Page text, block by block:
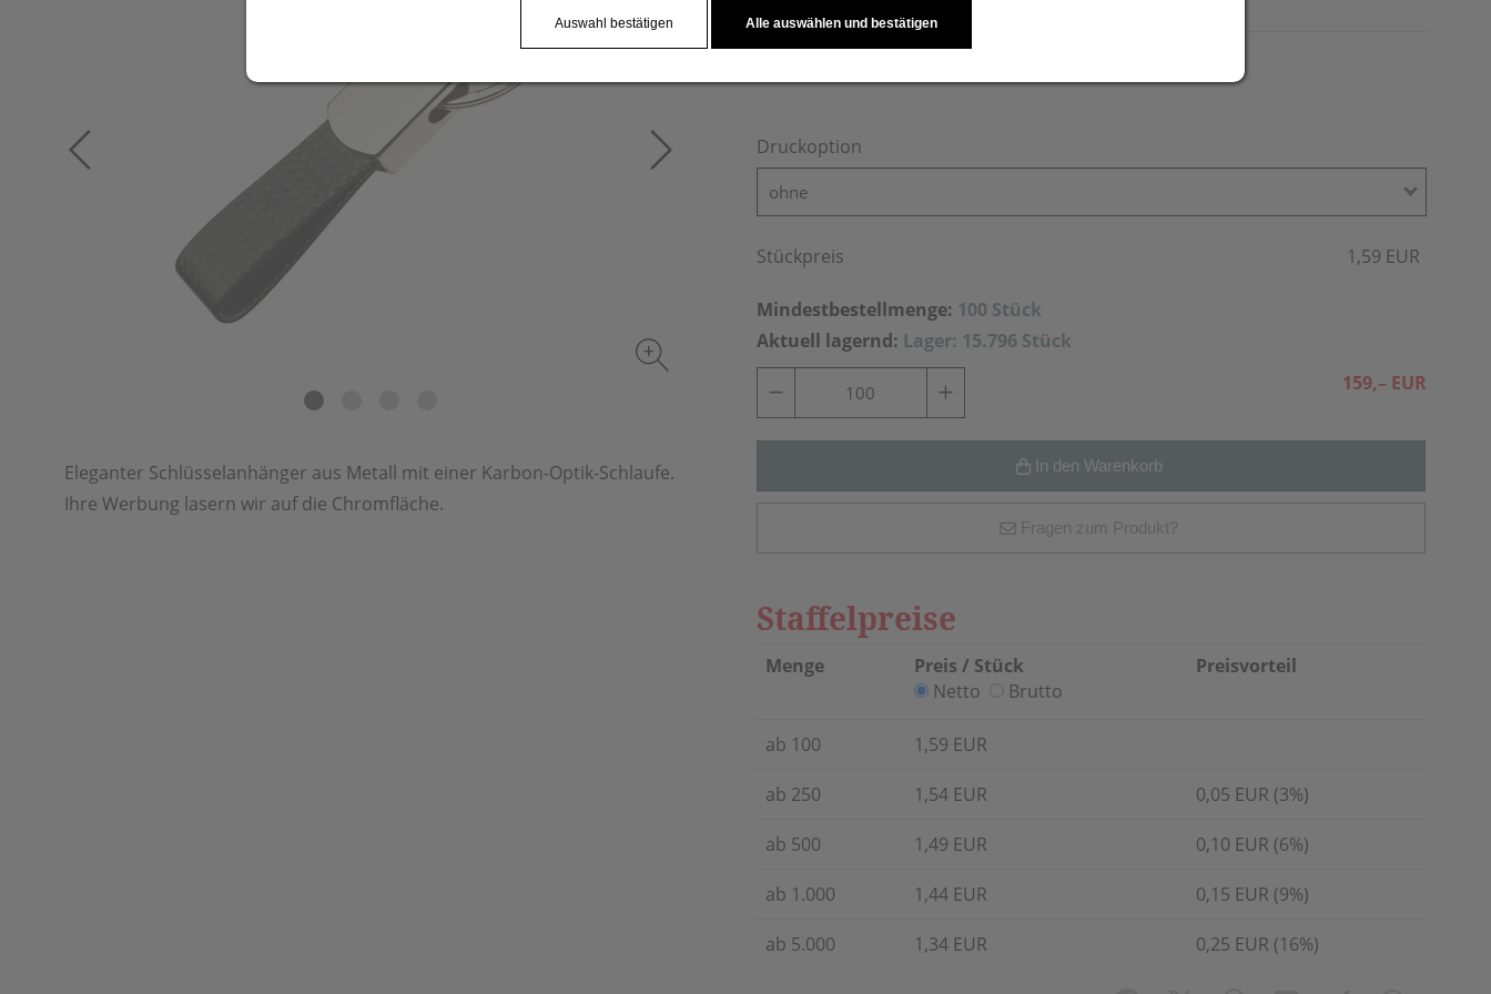
Eleganter Schlüsselanhänger aus Metall mit einer Karbon-Optik-Schlaufe.
Ihre Werbung lasern wir auf die Chromfläche.
Druckoption
ohne
Stückpreis 1,59 EUR
Mindestbestellmenge: 100 Stück
Aktuell lagernd: Lager: 15.796 Stück
159,– EUR
In den Warenkorb
Fragen zum Produkt?
Staffelpreise
Menge
Preis / Stück
Netto
Brutto
Preisvorteil
ab 100 1,59 EUR
ab 250 1,54 EUR 0,05 EUR (3%)
ab 500 1,49 EUR 0,10 EUR (6%)
ab 1.000 1,44 EUR 0,15 EUR (9%)
ab 5.000 1,34 EUR 0,25 EUR (16%)
Auswahl bestätigen Alle auswählen und bestätigen